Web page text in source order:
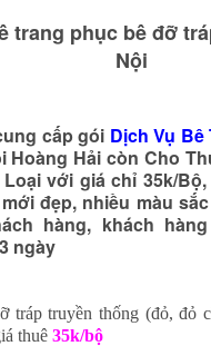
trang phục bê đỡ
Nội
cấp gói Dịch Vụ
Hoàng Hải còn Cho
với giá chỉ 35k/
đẹp, nhiều màu
hàng, khách
ngày
tráp truyền thống (đỏ, đỏ
thuê 35k/bộ